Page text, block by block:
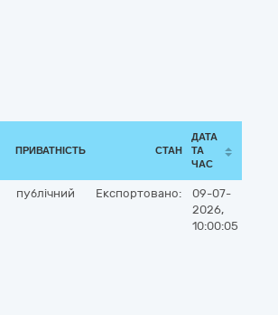
ПРИВАТНІСТЬ СТАН
ДАТА
ТА
ЧАС
публічний Експортовано:
09-07-
2026,
10:00:05